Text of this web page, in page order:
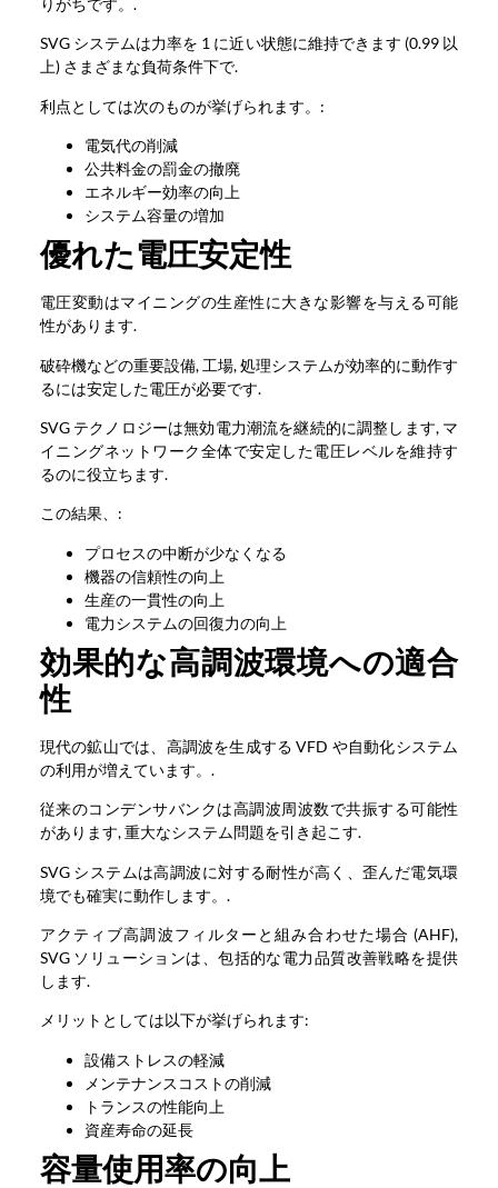
りがちです。.
SVG システムは力率を 1 に近い状態に維持できます (0.99 以
上) さまざまな負荷条件下で.
利点としては次のものが挙げられます。:
電気代の削減
公共料金の罰金の撤廃
エネルギー効率の向上
システム容量の増加
優れた電圧安定性
電圧変動はマイニングの生産性に大きな影響を与える可能
性があります.
破砕機などの重要設備, 工場, 処理システムが効率的に動作す
るには安定した電圧が必要です.
SVG テクノロジーは無効電力潮流を継続的に調整します, マ
イニングネットワーク全体で安定した電圧レベルを維持す
るのに役立ちます.
この結果、:
プロセスの中断が少なくなる
機器の信頼性の向上
生産の一貫性の向上
電力システムの回復力の向上
効果的な高調波環境への適合
性
現代の鉱山では、高調波を生成する VFD や自動化システム
の利用が増えています。.
従来のコンデンサバンクは高調波周波数で共振する可能性
があります, 重大なシステム問題を引き起こす.
SVG システムは高調波に対する耐性が高く、歪んだ電気環
境でも確実に動作します。.
アクティブ高調波フィルターと組み合わせた場合 (AHF),
SVG ソリューションは、包括的な電力品質改善戦略を提供
します.
メリットとしては以下が挙げられます:
設備ストレスの軽減
メンテナンスコストの削減
トランスの性能向上
資産寿命の延長
容量使用率の向上